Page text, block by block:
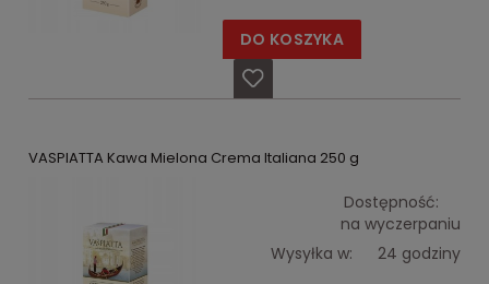
DO KOSZYKA
VASPIATTA Kawa Mielona Crema Italiana 250 g
Dostępność:
na wyczerpaniu
Wysyłka w:
24 godziny